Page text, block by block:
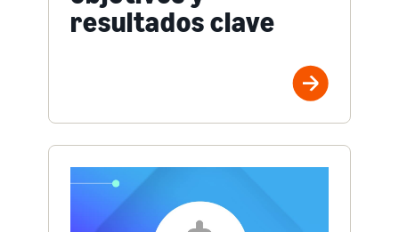
resultados clave